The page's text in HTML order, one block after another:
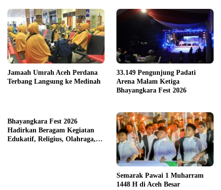
Jamaah Umrah Aceh Perdana
Terbang Langsung ke Medinah
33.149 Pengunjung Padati
Arena Malam Ketiga
Bhayangkara Fest 2026
Bhayangkara Fest 2026
Hadirkan Beragam Kegiatan
Edukatif, Religius, Olahraga,
Semarak Pawai 1 Muharram
1448 H di Aceh Besar